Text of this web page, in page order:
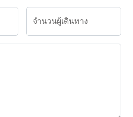
จำนวนผู้เดินทาง